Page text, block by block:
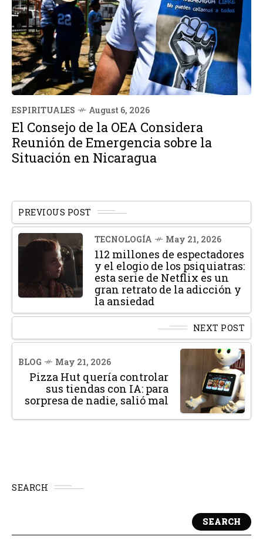
ESPIRITUALES August 6, 2026
El Consejo de la OEA Considera
Reunión de Emergencia sobre la
Situación en Nicaragua
PREVIOUS POST
TECNOLOGÍA May 21, 2026
112 millones de espectadores
y el elogio de los psiquiatras:
esta serie de Netflix es un
gran retrato de la adicción y
la ansiedad
NEXT POST
BLOG May 21, 2026
Pizza Hut quería controlar
sus tiendas con IA: para
sorpresa de nadie, salió mal
SEARCH
SEARCH